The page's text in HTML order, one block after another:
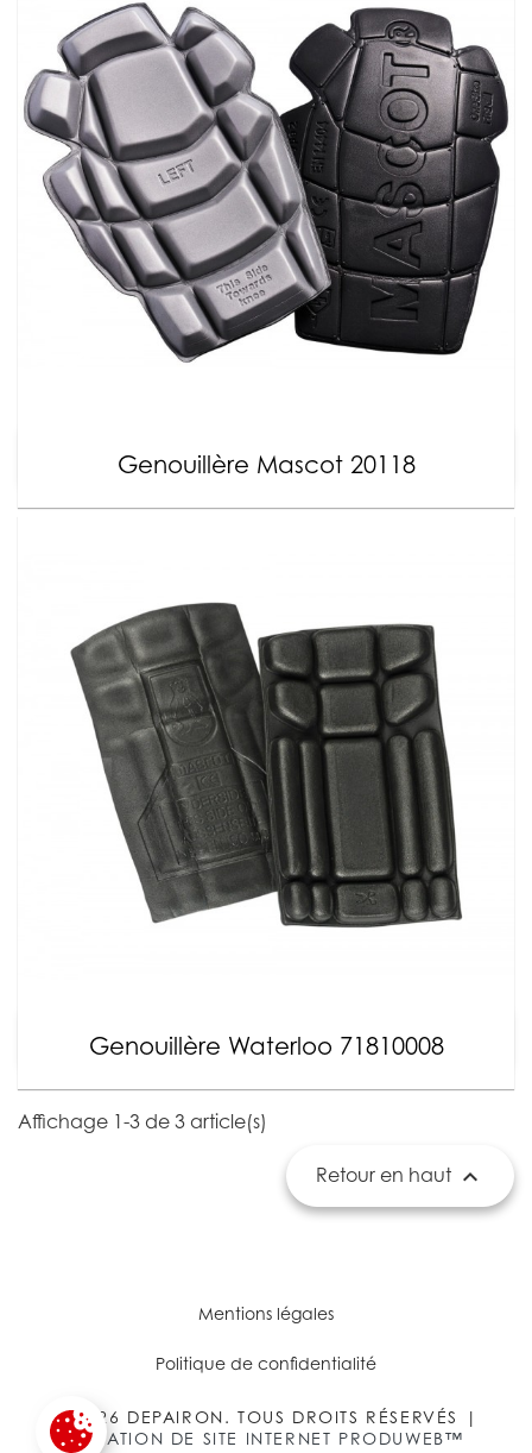
Genouillère Mascot 20118
Genouillère Waterloo 71810008
Affichage 1-3 de 3 article(s)
Retour en haut 
Mentions légales
Politique de confidentialité
© 2026 DEPAIRON. TOUS DROITS RÉSERVÉS |
CRÉATION DE SITE INTERNET PRODUWEB™